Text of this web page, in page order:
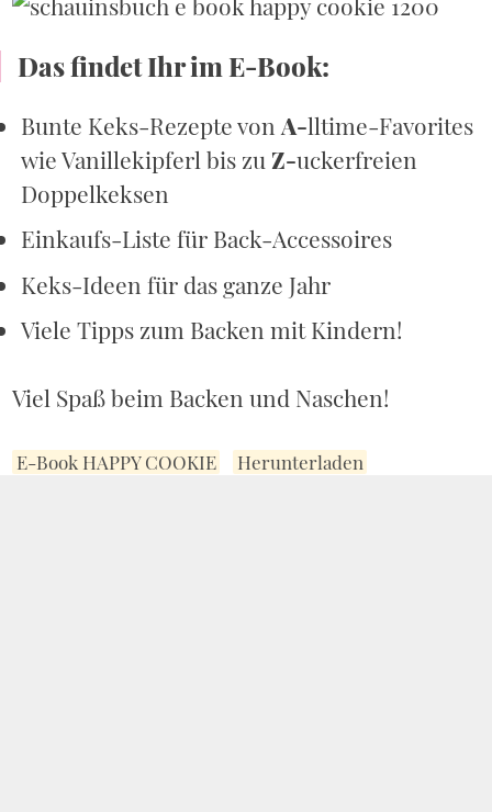
Das findet Ihr im E-Book:
Bunte Keks-Rezepte von A-lltime-Favorites
wie Vanillekipferl bis zu Z-uckerfreien
Doppelkeksen
Einkaufs-Liste für Back-Accessoires
Keks-Ideen für das ganze Jahr
Viele Tipps zum Backen mit Kindern!
Viel Spaß beim Backen und Naschen!
E-Book HAPPY COOKIE Herunterladen